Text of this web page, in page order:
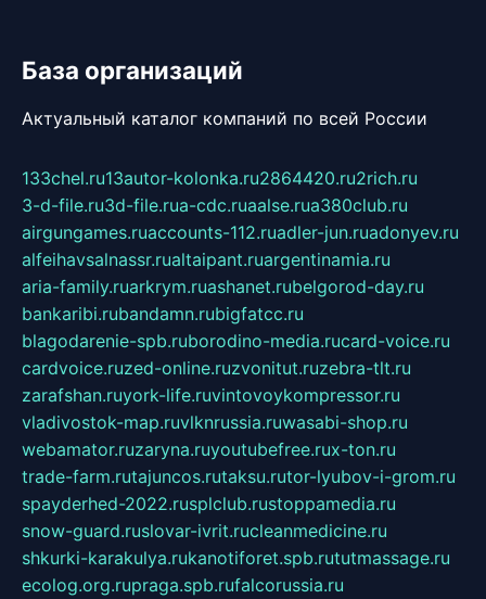
База организаций
Актуальный каталог компаний по всей России
133chel.ru13autor-kolonka.ru2864420.ru2rich.ru
3-d-file.ru3d-file.rua-cdc.ruaalse.rua380club.ru
airgungames.ruaccounts-112.ruadler-jun.ruadonyev.ru
alfeihavsalnassr.rualtaipant.ruargentinamia.ru
aria-family.ruarkrym.ruashanet.rubelgorod-day.ru
bankaribi.rubandamn.rubigfatcc.ru
blagodarenie-spb.ruborodino-media.rucard-voice.ru
cardvoice.ruzed-online.ruzvonitut.ruzebra-tlt.ru
zarafshan.ruyork-life.ruvintovoykompressor.ru
vladivostok-map.ruvlknrussia.ruwasabi-shop.ru
webamator.ruzaryna.ruyoutubefree.rux-ton.ru
trade-farm.rutajuncos.rutaksu.rutor-lyubov-i-grom.ru
spayderhed-2022.rusplclub.rustoppamedia.ru
snow-guard.ruslovar-ivrit.rucleanmedicine.ru
shkurki-karakulya.rukanotiforet.spb.rututmassage.ru
ecolog.org.rupraga.spb.rufalcorussia.ru